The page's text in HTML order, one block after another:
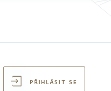
PŘIHLÁSIT SE